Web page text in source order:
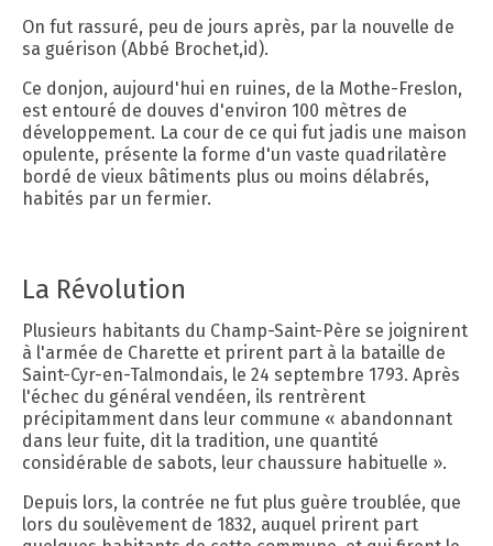
On fut rassuré, peu de jours après, par la nouvelle de
sa guérison (Abbé Brochet,id).
Ce donjon, aujourd'hui en ruines, de la Mothe-Freslon,
est entouré de douves d'environ 100 mètres de
développement. La cour de ce qui fut jadis une maison
opulente, présente la forme d'un vaste quadrilatère
bordé de vieux bâtiments plus ou moins délabrés,
habités par un fermier.
La Révolution
Plusieurs habitants du Champ-Saint-Père se joignirent
à l'armée de Charette et prirent part à la bataille de
Saint-Cyr-en-Talmondais, le 24 septembre 1793. Après
l'échec du général vendéen, ils rentrèrent
précipitamment dans leur commune « abandonnant
dans leur fuite, dit la tradition, une quantité
considérable de sabots, leur chaussure habituelle ».
Depuis lors, la contrée ne fut plus guère troublée, que
lors du soulèvement de 1832, auquel prirent part